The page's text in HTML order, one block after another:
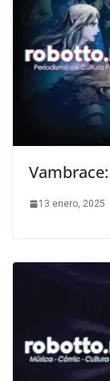
13 enero, 2025